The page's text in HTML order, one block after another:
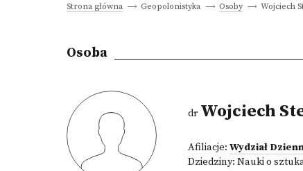
Strona główna Geopolonistyka Osoby Wojciech
Osoba
drWojciech
Afiliacje: Wydział
Dziedziny: Nauki o